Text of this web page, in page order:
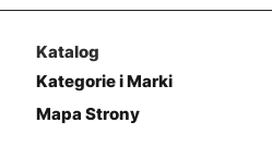
Katalog
Kategorie i Marki
Mapa Strony